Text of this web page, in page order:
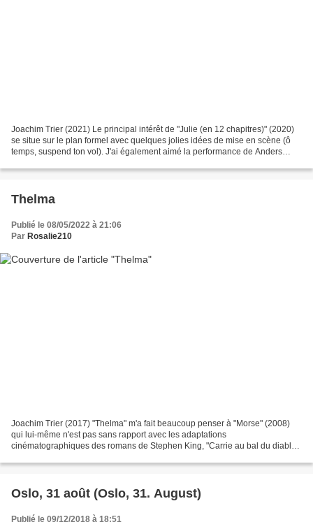
Joachim Trier (2021) Le principal intérêt de "Julie (en 12 chapitres)" (2020)
se situe sur le plan formel avec quelques jolies idées de mise en scène (ô
temps, suspend ton vol). J'ai également aimé la performance de Anders
Thelma
Publié le 08/05/2022 à 21:06
Par Rosalie210
Joachim Trier (2017) "Thelma" m'a fait beaucoup penser à "Morse" (2008)
qui lui-même n'est pas sans rapport avec les adaptations
cinématographiques des romans de Stephen King, "Carrie au bal du diable"
Oslo, 31 août (Oslo, 31. August)
Publié le 09/12/2018 à 18:51